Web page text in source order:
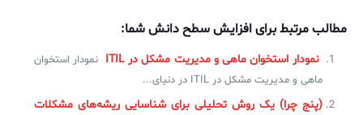
مطالب مرتبط برای افزایش سطح دانش شما:
نمودار استخوان ماهی و مدیریت مشکل در ITIL
نمودار استخوان
ماهی و مدیریت مشکل در ITIL در دنیای...
(پنج چرا) یک روش تحلیلی برای شناسایی ریشه‌های مشکلات